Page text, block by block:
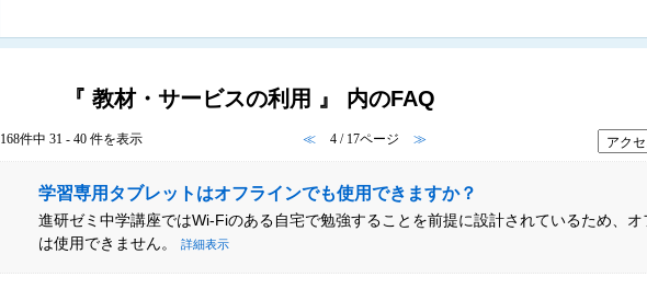
『 教材・サービスの利用 』 内のFAQ
168件中 31 - 40 件を表示 ≪ 4 / 17ページ ≫
学習専用タブレットはオフラインでも使用できますか？
進研ゼミ中学講座ではWi-Fiのある自宅で勉強することを前提に設計されているため、オ
は使用できません。
詳細表示